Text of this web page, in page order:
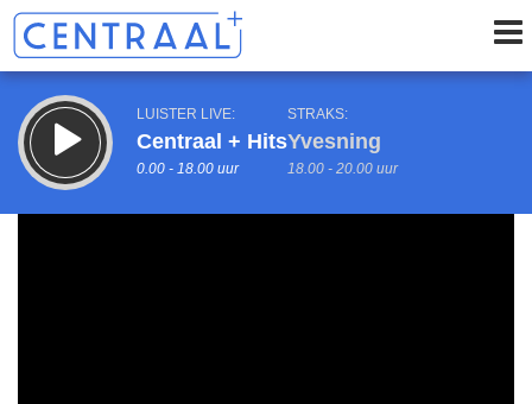
LUISTER LIVE:
Centraal + Hits
0.00 - 18.00 uur
STRAKS:
Yvesning
18.00 - 20.00 uur